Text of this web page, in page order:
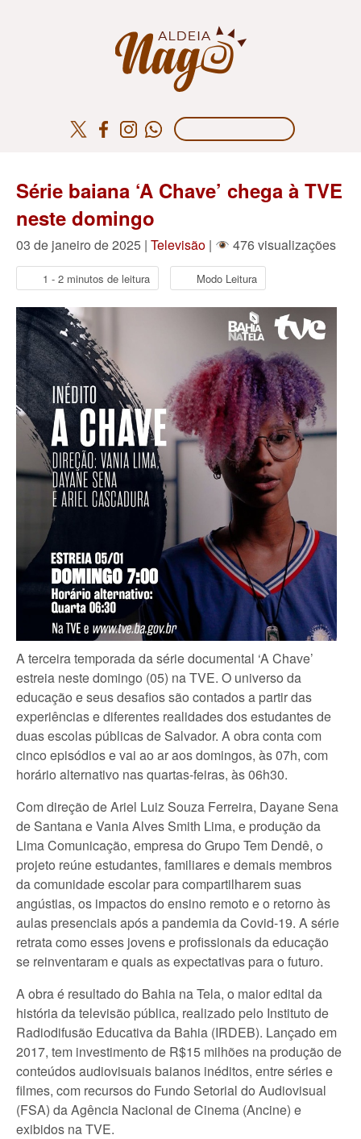
Série baiana ‘A Chave’ chega à TVE
neste domingo
03 de janeiro de 2025 | Televisão | 476 visualizações
1 - 2 minutos de leitura Modo Leitura
A terceira temporada da série documental ‘A Chave’
estreia neste domingo (05) na TVE. O universo da
educação e seus desafios são contados a partir das
experiências e diferentes realidades dos estudantes de
duas escolas públicas de Salvador. A obra conta com
cinco episódios e vai ao ar aos domingos, às 07h, com
horário alternativo nas quartas-feiras, às 06h30.
Com direção de Ariel Luiz Souza Ferreira, Dayane Sena
de Santana e Vania Alves Smith Lima, e produção da
Lima Comunicação, empresa do Grupo Tem Dendê, o
projeto reúne estudantes, familiares e demais membros
da comunidade escolar para compartilharem suas
angústias, os impactos do ensino remoto e o retorno às
aulas presenciais após a pandemia da Covid-19. A série
retrata como esses jovens e profissionais da educação
se reinventaram e quais as expectativas para o futuro.
A obra é resultado do Bahia na Tela, o maior edital da
história da televisão pública, realizado pelo Instituto de
Radiodifusão Educativa da Bahia (IRDEB). Lançado em
2017, tem investimento de R$15 milhões na produção de
conteúdos audiovisuais baianos inéditos, entre séries e
filmes, com recursos do Fundo Setorial do Audiovisual
(FSA) da Agência Nacional de Cinema (Ancine) e
exibidos na TVE.